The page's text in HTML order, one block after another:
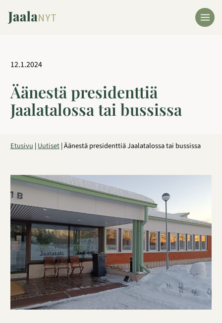
sisältöön
12.1.2024
Äänestä presidenttiä
Jaalatalossa tai bussissa
Etusivu|Uutiset|Äänestä presidenttiä Jaalatalossa tai bussissa